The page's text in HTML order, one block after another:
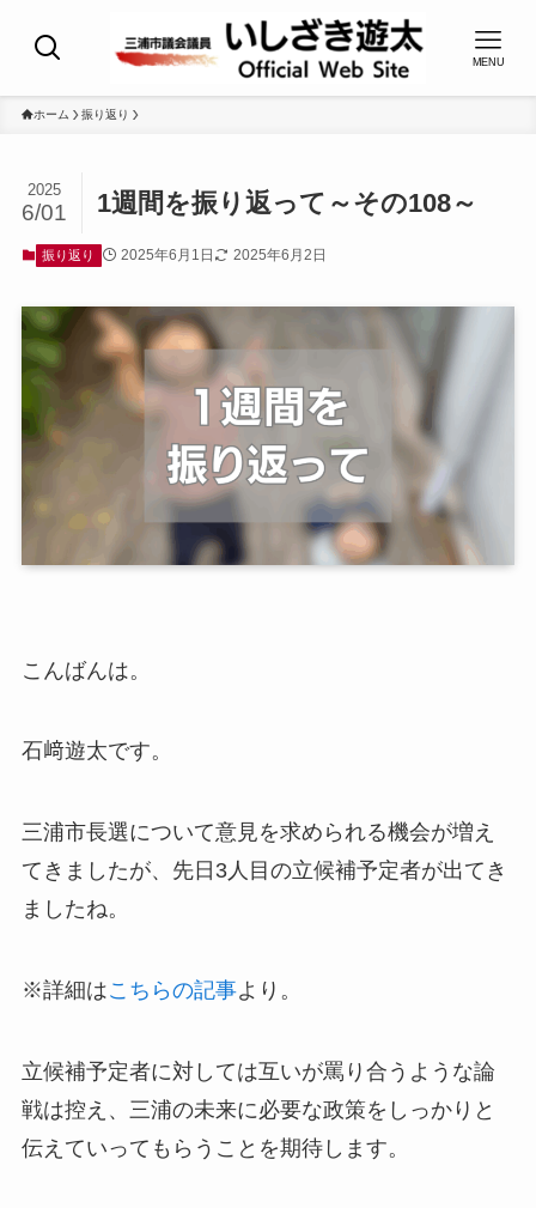
MENU
ホーム 振り返り
1週間を振り返って～その108～
2025
6/01
振り返り 2025年6月1日 2025年6月2日
こんばんは。
石﨑遊太です。
三浦市長選について意見を求められる機会が増え
てきましたが、先日3人目の立候補予定者が出てき
ましたね。
※詳細はこちらの記事より。
立候補予定者に対しては互いが罵り合うような論
戦は控え、三浦の未来に必要な政策をしっかりと
伝えていってもらうことを期待します。